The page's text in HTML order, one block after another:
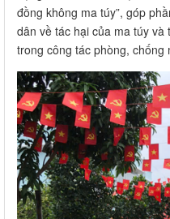
đồng không ma túy”, góp
dân về tác hại của ma túy
trong công tác phòng, chống